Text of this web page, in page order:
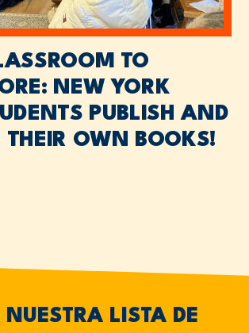
TO
NEW YORK
PUBLISH AND
THEIR OWN BOOKS!
LISTA DE